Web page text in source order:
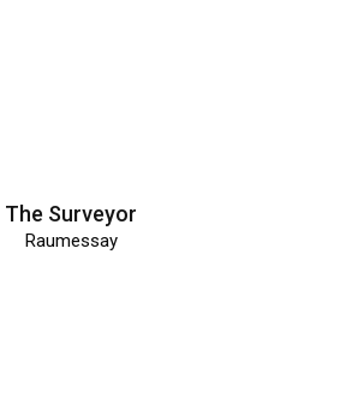
The Surveyor
Raumessay